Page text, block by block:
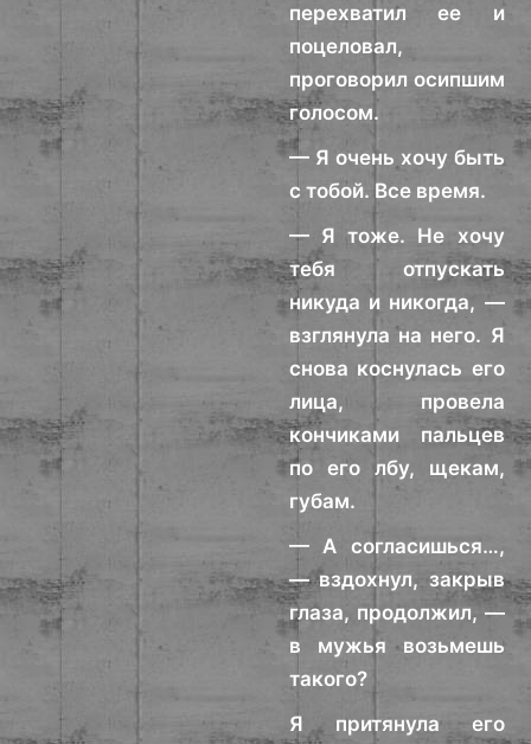
перехватил ее и
поцеловал,
проговорил осипшим
голосом.
— Я очень хочу быть
с тобой. Все время.
— Я тоже. Не хочу
тебя отпускать
никуда и никогда, —
взглянула на него. Я
снова коснулась его
лица, провела
кончиками пальцев
по его лбу, щекам,
губам.
— А согласишься…,
— вздохнул, закрыв
глаза, продолжил, —
в мужья возьмешь
такого?
Я притянула его